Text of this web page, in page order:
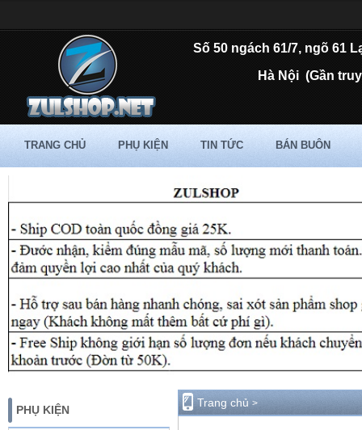
Số 50 ngách 61/7, ngõ 61
Hà Nội (Gần
TRANG CHỦ PHỤ KIỆN TIN TỨC BÁN BUÔN
PHỤ KIỆN
Trang chủ >